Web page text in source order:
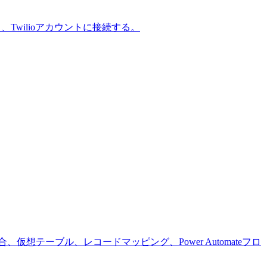
Twilioアカウントに接続する。
仮想テーブル、レコードマッピング、Power Automateフロ